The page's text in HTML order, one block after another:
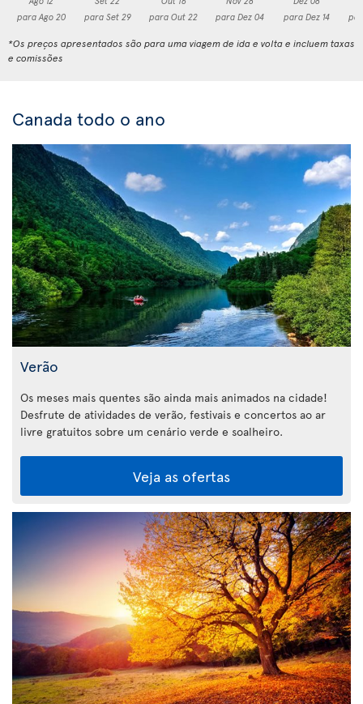
para Ago 20
para Set 29
para Out 22
para Dez 04
para Dez 14
*Os preços apresentados são para uma viagem de ida e volta e incluem taxas
e comissões
Canada todo o ano
Verão
Os meses mais quentes são ainda mais animados na cidade!
Desfrute de atividades de verão, festivais e concertos ao ar
livre gratuitos sobre um cenário verde e soalheiro.
Veja as ofertas